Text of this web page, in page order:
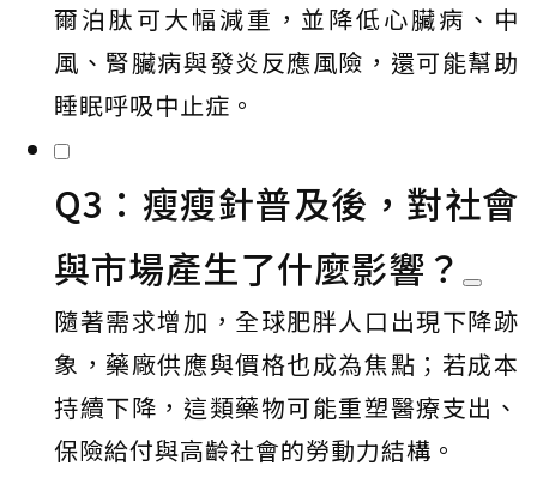
爾泊肽可大幅減重，並降低心臟病、中
風、腎臟病與發炎反應風險，還可能幫助
睡眠呼吸中止症。
Q3：瘦瘦針普及後，對社會
與市場產生了什麼影響？
隨著需求增加，全球肥胖人口出現下降跡
象，藥廠供應與價格也成為焦點；若成本
持續下降，這類藥物可能重塑醫療支出、
保險給付與高齡社會的勞動力結構。